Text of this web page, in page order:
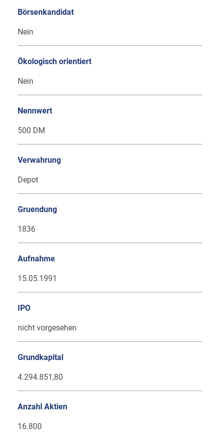
Börsenkandidat
Nein
Ökologisch orientiert
Nein
Nennwert
500 DM
Verwahrung
Depot
Gruendung
1836
Aufnahme
15.05.1991
IPO
nicht vorgesehen
Grundkapital
4.294.851,80
Anzahl Aktien
16.800